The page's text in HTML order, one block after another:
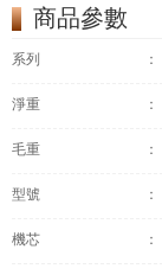
商品參數
系列 ：
淨重 ：
毛重 ：
型號 ：
機芯 ：